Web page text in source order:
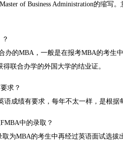
of Business Administration的缩
办的MBA，一般是在报考MBA的考生
联合办学的外国大学的结业证。
求？
语成绩有要求，每年不太一样，是根据
中的录取？
为MBA的考生中再经过英语面试选拔